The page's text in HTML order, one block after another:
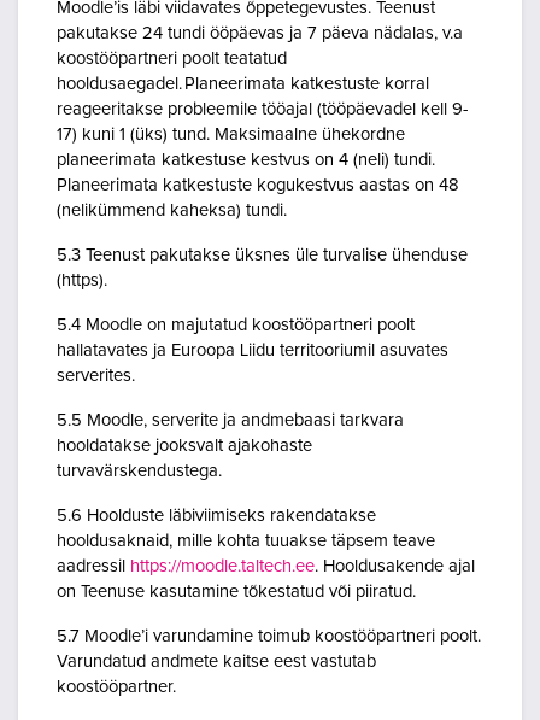
Moodle’is läbi viidavates õppetegevustes. Teenust
pakutakse 24 tundi ööpäevas ja 7 päeva nädalas, v.a
koostööpartneri poolt teatatud
hooldusaegadel. Planeerimata katkestuste korral
reageeritakse probleemile tööajal (tööpäevadel kell 9-
17) kuni 1 (üks) tund. Maksimaalne ühekordne
planeerimata katkestuse kestvus on 4 (neli) tundi.
Planeerimata katkestuste kogukestvus aastas on 48
(nelikümmend kaheksa) tundi.
5.3 Teenust pakutakse üksnes üle turvalise ühenduse
(https).
5.4 Moodle on majutatud koostööpartneri poolt
hallatavates ja Euroopa Liidu territooriumil asuvates
serverites.
5.5 Moodle, serverite ja andmebaasi tarkvara
hooldatakse jooksvalt ajakohaste
turvavärskendustega.
5.6 Hoolduste läbiviimiseks rakendatakse
hooldusaknaid, mille kohta tuuakse täpsem teave
aadressil https://moodle.taltech.ee. Hooldusakende ajal
on Teenuse kasutamine tõkestatud või piiratud.
5.7 Moodle’i varundamine toimub koostööpartneri poolt.
Varundatud andmete kaitse eest vastutab
koostööpartner.